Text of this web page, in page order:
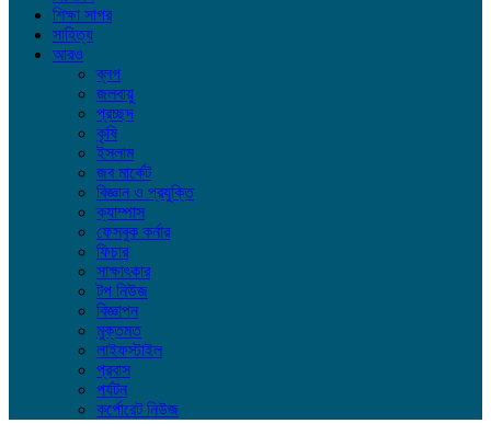
শিক্ষা সাগর
সাহিত্য
আরও
ব্লগ
জলবায়ু
প্রচ্ছদ
কৃষি
ইসলাম
জব মার্কেট
বিজ্ঞান ও প্রযুক্তি
ক্যাম্পাস
ফেসবুক কর্নার
ফিচার
সাক্ষাৎকার
টপ নিউজ
বিজ্ঞাপন
মুক্তমত
লাইফস্টাইল
প্রবাস
পর্যটন
কর্পোরেট নিউজ